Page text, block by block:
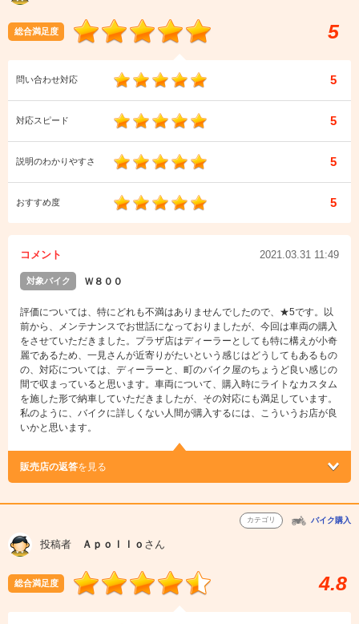
総合満足度 5
問い合わせ対応 5
対応スピード 5
説明のわかりやすさ 5
おすすめ度 5
コメント 2021.03.31 11:49
対象バイク Ｗ８００
評価については、特にどれも不満はありませんでしたので、★5です。以
前から、メンテナンスでお世話になっておりましたが、今回は車両の購入
をさせていただきました。プラザ店はディーラーとしても特に構えが小奇
麗であるため、一見さんが近寄りがたいという感じはどうしてもあるもの
の、対応については、ディーラーと、町のバイク屋のちょうど良い感じの
間で収まっていると思います。車両について、購入時にライトなカスタム
を施した形で納車していただきましたが、その対応にも満足しています。
私のように、バイクに詳しくない人間が購入するには、こういうお店が良
いかと思います。
販売店の返答を見る
カテゴリ バイク購入
投稿者 Ａｐｏｌｌｏ さん
総合満足度 4.8